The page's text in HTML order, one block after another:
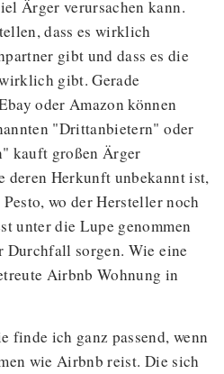
Ärger verursachen kann.
dass es wirklich
gibt und dass es die
gibt. Gerade
oder Amazon können
"Drittanbietern" oder
kauft großen Ärger
deren Herkunft unbekannt ist,
wo der Hersteller noch
unter die Lupe genommen
Durchfall sorgen. Wie eine
Airbnb Wohnung in
finde ich ganz passend, wenn
wie Airbnb reist. Die sich